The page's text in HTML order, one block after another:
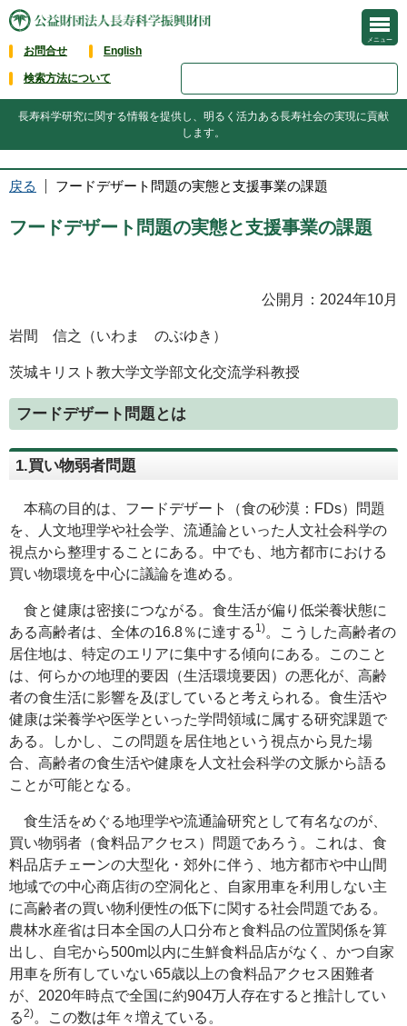
お問合せ English
検索方法について
メニュー
長寿科学研究に関する情報を提供し、明るく活力ある長寿社会の実現に貢献
します。
戻る フードデザート問題の実態と支援事業の課題
フードデザート問題の実態と支援事業の課題
公開月：2024年10月
岩間 信之（いわま のぶゆき）
茨城キリスト教大学文学部文化交流学科教授
フードデザート問題とは
1.買い物弱者問題
本稿の目的は、フードデザート（食の砂漠：FDs）問題
を、人文地理学や社会学、流通論といった人文社会科学の
視点から整理することにある。中でも、地方都市における
買い物環境を中心に議論を進める。
食と健康は密接につながる。食生活が偏り低栄養状態に
ある高齢者は、全体の16.8％に達する 1)。こうした高齢者の
居住地は、特定のエリアに集中する傾向にある。このこと
は、何らかの地理的要因（生活環境要因）の悪化が、高齢
者の食生活に影響を及ぼしていると考えられる。食生活や
健康は栄養学や医学といった学問領域に属する研究課題で
ある。しかし、この問題を居住地という視点から見た場
合、高齢者の食生活や健康を人文社会科学の文脈から語る
ことが可能となる。
食生活をめぐる地理学や流通論研究として有名なのが、
買い物弱者（食料品アクセス）問題であろう。これは、食
料品店チェーンの大型化・郊外に伴う、地方都市や中山間
地域での中心商店街の空洞化と、自家用車を利用しない主
に高齢者の買い物利便性の低下に関する社会問題である。
農林水産省は日本全国の人口分布と食料品の位置関係を算
出し、自宅から500m以内に生鮮食料品店がなく、かつ自家
用車を所有していない65歳以上の食料品アクセス困難者
が、2020年時点で全国に約904万人存在すると推計してい
る2)。この数は年々増えている。